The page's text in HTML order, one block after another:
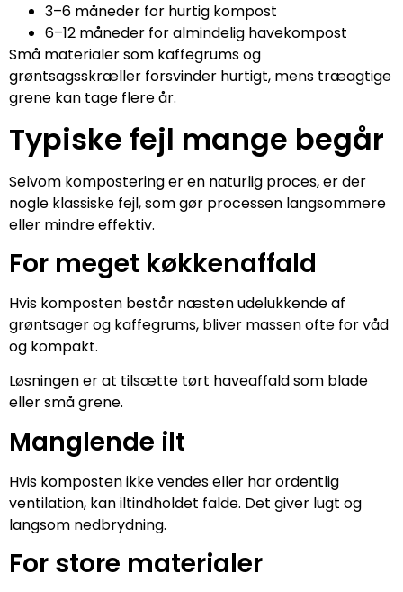
3–6 måneder for hurtig kompost
6–12 måneder for almindelig havekompost
Små materialer som kaffegrums og
grøntsagsskræller forsvinder hurtigt, mens træagtige
grene kan tage flere år.
Typiske fejl mange begår
Selvom kompostering er en naturlig proces, er der
nogle klassiske fejl, som gør processen langsommere
eller mindre effektiv.
For meget køkkenaffald
Hvis komposten består næsten udelukkende af
grøntsager og kaffegrums, bliver massen ofte for våd
og kompakt.
Løsningen er at tilsætte tørt haveaffald som blade
eller små grene.
Manglende ilt
Hvis komposten ikke vendes eller har ordentlig
ventilation, kan iltindholdet falde. Det giver lugt og
langsom nedbrydning.
For store materialer